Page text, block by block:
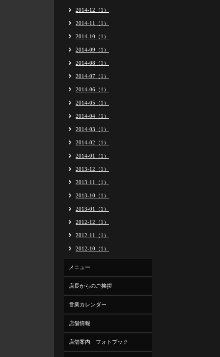
2014-12（1）
2014-11（1）
2014-10（1）
2014-09（1）
2014-08（1）
2014-07（1）
2014-06（1）
2014-05（1）
2014-04（1）
2014-03（1）
2014-02（1）
2014-01（1）
2013-12（1）
2013-11（1）
2013-10（1）
2013-01（1）
2012-12（1）
2012-11（1）
2012-10（1）
メニュー
店長からのご挨拶
営業カレンダー
店舗情報
店舗案内 フォトブック